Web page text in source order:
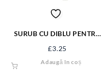
SURUB CU DIBLU PENTRU
£3.25
Adaugă în coș